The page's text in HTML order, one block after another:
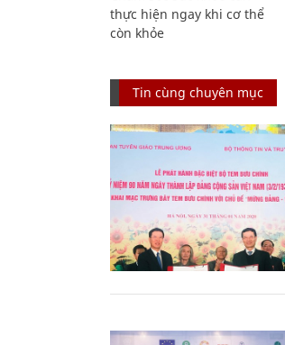
thực hiện ngay khi cơ thể
còn khỏe
Tin cùng chuyên mục